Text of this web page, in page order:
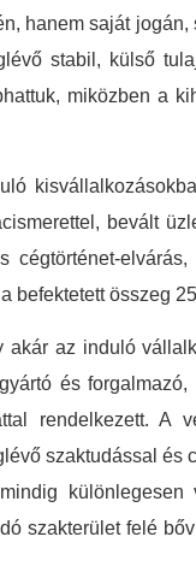
hanem saját
stabil, külső
miközben a
bevált
befektetett összeg
az induló
és
rendelkezett. A
szaktudással és
szakterület felé